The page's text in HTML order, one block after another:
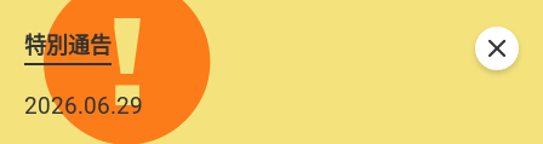
特別通告
2026.06.29
关闭